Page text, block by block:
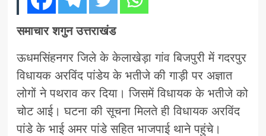
समाचार शगुन उत्तराखंड
ऊधमसिंहनगर जिले के केलाखेड़ा गांव बिजपुरी में गदरपुर
विधायक अरविंद पांडेय के भतीजे की गाड़ी पर अज्ञात
लोगों ने पथराव कर दिया। जिसमें विधायक के भतीजे को
चोट आई। घटना की सूचना मिलते ही विधायक अरविंद
पांडे के भाई अमर पांडे सहित भाजपाई थाने पहुंचे।